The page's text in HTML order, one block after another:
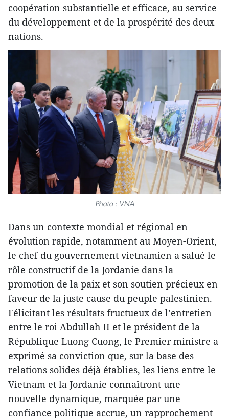
coopération substantielle et efficace, au service
du développement et de la prospérité des deux
nations.
Photo : VNA
Dans un contexte mondial et régional en
évolution rapide, notamment au Moyen-Orient,
le chef du gouvernement vietnamien a salué le
rôle constructif de la Jordanie dans la
promotion de la paix et son soutien précieux en
faveur de la juste cause du peuple palestinien.
Félicitant les résultats fructueux de l’entretien
entre le roi Abdullah II et le président de la
République Luong Cuong, le Premier ministre a
exprimé sa conviction que, sur la base des
relations solides déjà établies, les liens entre le
Vietnam et la Jordanie connaîtront une
nouvelle dynamique, marquée par une
confiance politique accrue, un rapprochement